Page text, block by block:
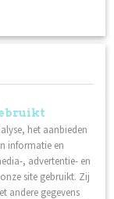
en uitharden.
aanbrengen) en
het aanbieden
informatie en
, advertentie- en
site gebruikt. Zij
andere gegevens